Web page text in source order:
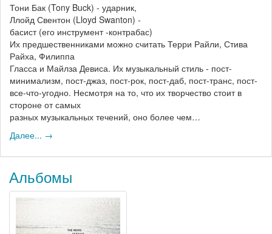
Тони Бак (Tony Buck) - ударник,
Ллойд Свентон (Lloyd Swanton) -
басист (его инструмент -контрабас)
Их предшественниками можно считать Терри Райли, Стива
Райха, Филиппа
Гласса и Майлза Девиса. Их музыкальный стиль - пост-
минимализм, пост-джаз, пост-рок, пост-даб, пост-транс, пост-
все-что-угодно. Несмотря на то, что их творчество стоит в
стороне от самых
разных музыкальных течений, оно более чем…
Далее... →
Альбомы